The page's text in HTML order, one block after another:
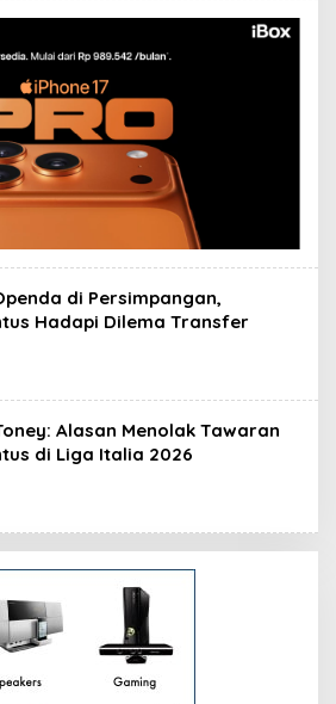
di Persimpangan,
Hadapi Dilema Transfer
Alasan Menolak Tawaran
di Liga Italia 2026